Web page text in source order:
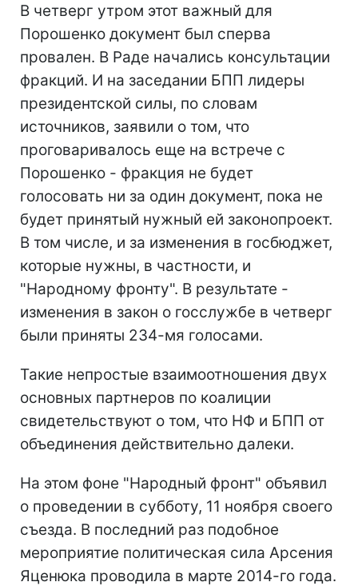
В четверг утром этот важный для
Порошенко документ был сперва
провален. В Раде начались консультации
фракций. И на заседании БПП лидеры
президентской силы, по словам
источников, заявили о том, что
проговаривалось еще на встрече с
Порошенко - фракция не будет
голосовать ни за один документ, пока не
будет принятый нужный ей законопроект.
В том числе, и за изменения в госбюджет,
которые нужны, в частности, и
"Народному фронту". В результате -
изменения в закон о госслужбе в четверг
были приняты 234-мя голосами.
Такие непростые взаимоотношения двух
основных партнеров по коалиции
свидетельствуют о том, что НФ и БПП от
объединения действительно далеки.
На этом фоне "Народный фронт" объявил
о проведении в субботу, 11 ноября своего
съезда. В последний раз подобное
мероприятие политическая сила Арсения
Яценюка проводила в марте 2014-го года.